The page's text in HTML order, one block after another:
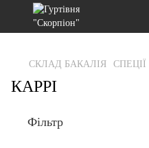
gtag('js', new Date()); gtag('config',
СКЛАД БАКАЛІЯ СПЕЦІЇ
КАРРІ
Фільтр